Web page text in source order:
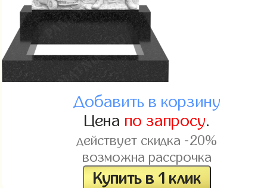
Добавить в корзину
Цена по запросу.
действует скидка -20%
возможна рассрочка
Купить в 1 клик